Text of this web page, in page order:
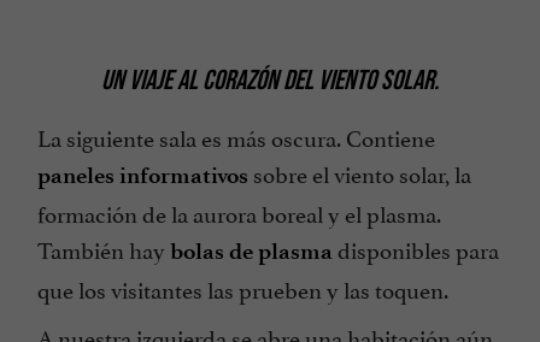
UN VIAJE AL CORAZÓN DEL VIENTO SOLAR.
La siguiente sala es más oscura. Contiene
paneles informativos sobre el viento solar, la
formación de la aurora boreal y el plasma.
También hay bolas de plasma disponibles para
que los visitantes las prueben y las toquen.